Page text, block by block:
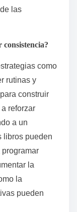
las
consistencia?
como
rutinas y
construir
reforzar
a un
libros pueden
la
la
pueden